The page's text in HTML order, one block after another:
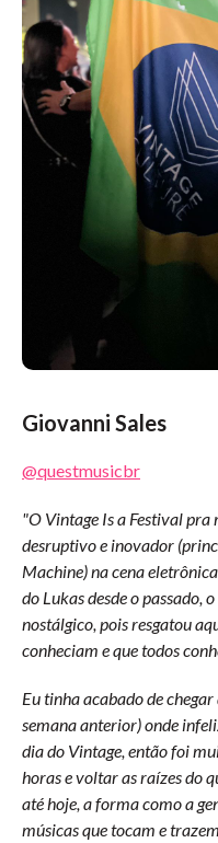
Giovanni Sales
@questmusicbr
"O Vintage Is a Festival
desruptivo e inovador
Machine) na cena
do Lukas desde o passado,
nostálgico, pois resgatou
conheciam e que todos
Eu tinha acabado de
semana anterior) onde
dia do Vintage, então foi
horas e voltar as raízes do
até hoje, a forma como a
músicas que tocam e